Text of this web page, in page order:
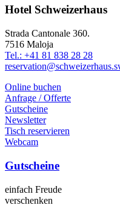
Hotel Schweizerhaus
Strada Cantonale 360.
7516 Maloja
Tel.: +41 81 838 28 28
Online buchen
Anfrage / Offerte
Gutscheine
Newsletter
Tisch reservieren
Webcam
Gutscheine
einfach Freude
verschenken